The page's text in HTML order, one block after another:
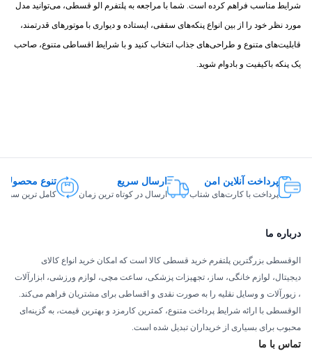
شرایط مناسب فراهم کرده است. شما با مراجعه به پلتفرم الو قسطی، می‌توانید مدل
مورد نظر خود را از بین انواع پنکه‌های سقفی، ایستاده و دیواری با موتورهای قدرتمند،
قابلیت‌های متنوع و طراحی‌های جذاب انتخاب کنید و با شرایط اقساطی متنوع، صاحب
یک پنکه باکیفیت و بادوام شوید.
پرداخت آنلاین امن
پرداخت با کارت‌های شتاب
ارسال سریع
ارسال در کوتاه ترین زمان
تنوع
کامل ترین سبد
تماس با ما
درباره ما
الوقسطی بزرگترین پلتفرم خرید قسطی کالا است که امکان خرید انواع کالای
دیجیتال، لوازم خانگی، ساز، تجهیزات پزشکی، ساعت مچی، لوازم ورزشی، ابزارآلات
، زیورآلات و وسایل نقلیه را به صورت نقدی و اقساطی برای مشتریان فراهم می‌کند.
الوقسطی با ارائه شرایط پرداخت متنوع، کمترین کارمزد و بهترین قیمت، به گزینه‌ای
محبوب برای بسیاری از خریداران تبدیل شده است.